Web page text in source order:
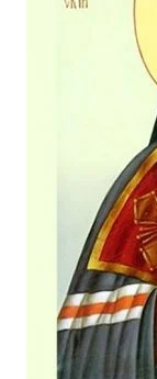
Контакти
Послуги